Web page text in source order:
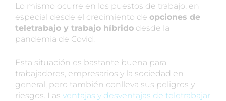
Lo mismo ocurre en los puestos de trabajo, en
especial desde el crecimiento de opciones de
teletrabajo y trabajo híbrido desde la
pandemia de Covid.
Esta situación es bastante buena para
trabajadores, empresarios y la sociedad en
general, pero también conlleva sus peligros y
riesgos. Las ventajas y desventajas de teletrabajar